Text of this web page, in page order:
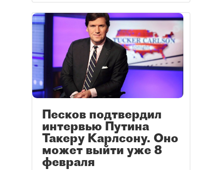
Песков подтвердил
интервью Путина
Такеру Карлсону. Оно
может выйти уже 8
февраля